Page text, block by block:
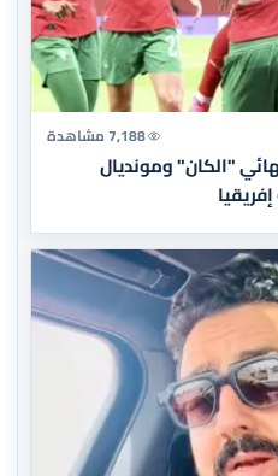
7,188 مشاهدة
"الكان" ومونديال